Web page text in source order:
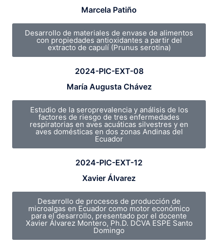
Marcela Patiño
Desarrollo de materiales de envase de alimentos
con propiedades antioxidantes a partir del
extracto de capulí (Prunus serotina)
2024-PIC-EXT-08
María Augusta Chávez
Estudio de la seroprevalencia y análisis de los
factores de riesgo de tres enfermedades
respiratorias en aves acuáticas silvestres y en
aves domésticas en dos zonas Andinas del
Ecuador
2024-PIC-EXT-12
Xavier Álvarez
Desarrollo de procesos de producción de
microalgas en Ecuador como motor económico
para el desarrollo, presentado por el docente
Xavier Álvarez Montero, Ph.D. DCVA ESPE Santo
Domingo